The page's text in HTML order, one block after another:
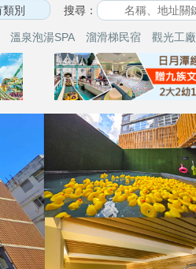
搜尋：
溫泉泡湯SPA 溜滑梯民宿 觀光工廠